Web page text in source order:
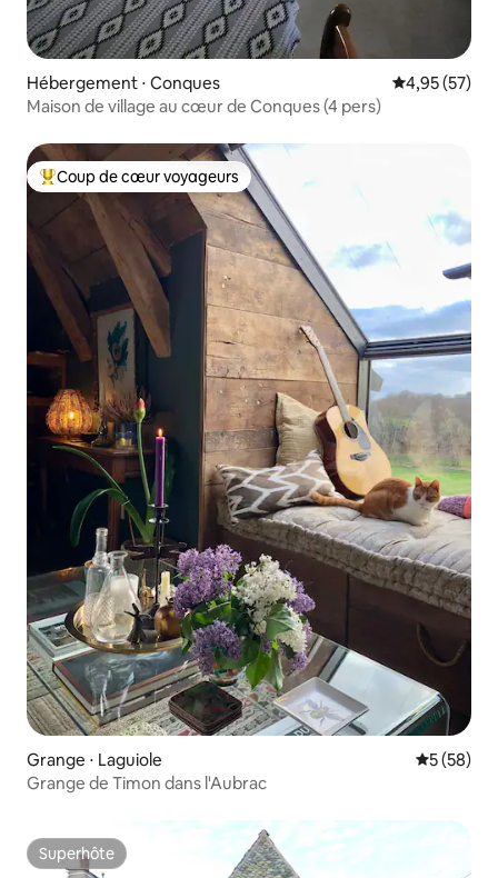
Hébergement ⋅ Conques Évaluation
4,95 (57)
Maison de village au cœur de Conques (4 pers)
Coups de cœur voyageurs les plus appréciés
Coup de cœur voyageurs
Grange ⋅ Laguiole
5 (58)
Grange de Timon dans l'Aubrac
Superhôte
Superhôte